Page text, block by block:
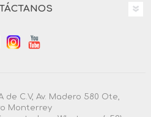
de C.V, Av. Madero 580 Ote,
Monterrey